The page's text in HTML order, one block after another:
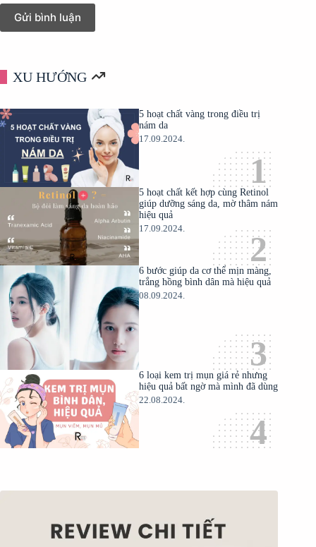
Gửi bình luận
XU HƯỚNG
5 hoạt chất vàng trong điều trị
nám da
17.09.2024.
5 hoạt chất kết hợp cùng Retinol
giúp dưỡng sáng da, mờ thâm nám
hiệu quả
17.09.2024.
6 bước giúp da cơ thể mịn màng,
trắng hồng bình dân mà hiệu quả
08.09.2024.
6 loại kem trị mụn giá rẻ nhưng
hiệu quả bất ngờ mà mình đã dùng
22.08.2024.